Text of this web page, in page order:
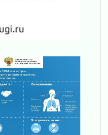
жизнь
к волонтёрам
юбилея